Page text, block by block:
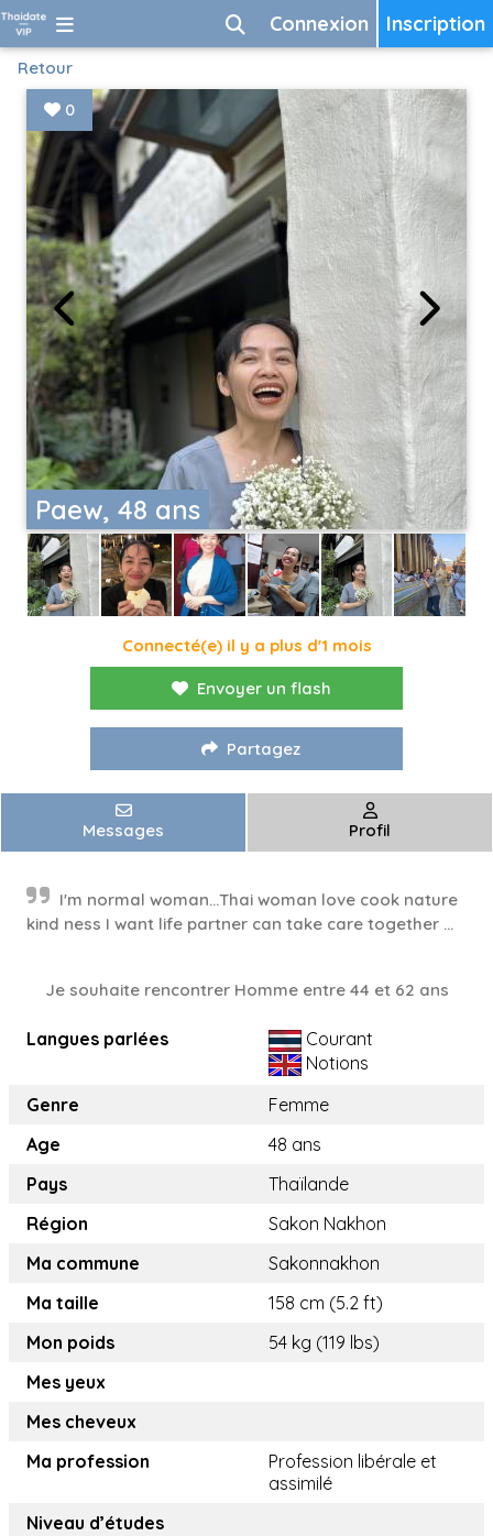
Inscription
Connexion
Retour
Paew, 48 ans
0
Connecté(e) il y a plus d'1 mois
Envoyer un flash
Partagez
Messages Profil
I'm normal woman...Thai woman love cook nature
kind ness I want life partner can take care together ...
Je souhaite rencontrer Homme entre 44 et 62 ans
Langues parlées
Courant
Notions
Genre
Femme
Age
48 ans
Pays
Thaïlande
Région
Sakon Nakhon
Ma commune
Sakonnakhon
Ma taille
158 cm (5.2 ft)
Mon poids
54 kg (119 lbs)
Mes yeux
Mes cheveux
Ma profession
Profession libérale et
assimilé
Niveau d’études